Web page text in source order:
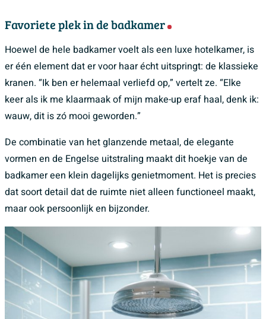
Favoriete plek in de badkamer
Hoewel de hele badkamer voelt als een luxe hotelkamer, is
er één element dat er voor haar écht uitspringt: de klassieke
kranen. “Ik ben er helemaal verliefd op,” vertelt ze. “Elke
keer als ik me klaarmaak of mijn make-up eraf haal, denk ik:
wauw, dit is zó mooi geworden.”
De combinatie van het glanzende metaal, de elegante
vormen en de Engelse uitstraling maakt dit hoekje van de
badkamer een klein dagelijks genietmoment. Het is precies
dat soort detail dat de ruimte niet alleen functioneel maakt,
maar ook persoonlijk en bijzonder.